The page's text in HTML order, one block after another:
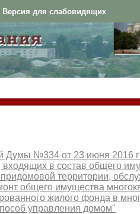
Версия для слабовидящих
Думы №334 от 23 июня 2016
в состав общего
территории,
общего имущества
жилого фонда в
управления домом"